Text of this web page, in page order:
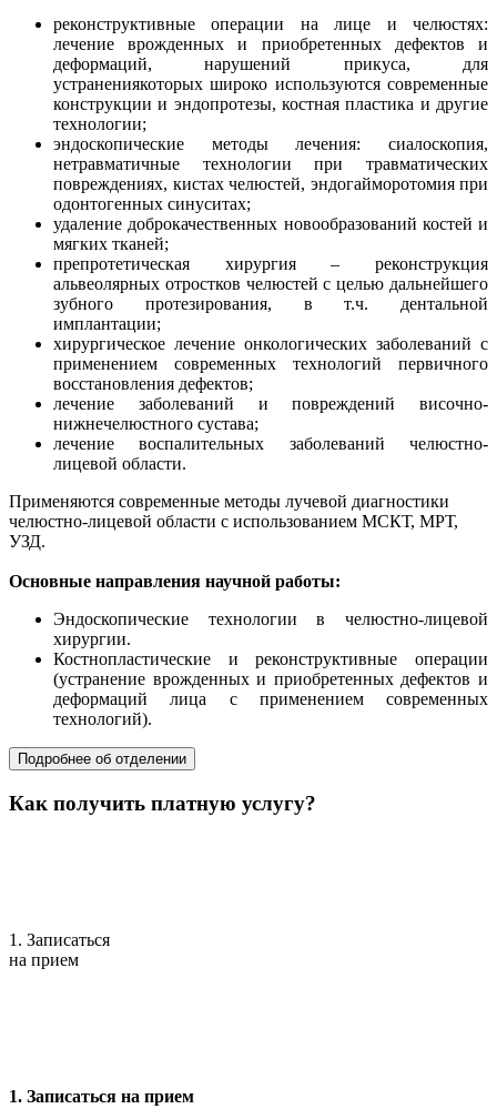
реконструктивные операции на лице и челюстях:
лечение врожденных и приобретенных дефектов и
деформаций, нарушений прикуса, для
устранениякоторых широко используются современные
конструкции и эндопротезы, костная пластика и другие
технологии;
эндоскопические методы лечения: сиалоскопия,
нетравматичные технологии при травматических
повреждениях, кистах челюстей, эндогайморотомия при
одонтогенных синуситах;
удаление доброкачественных новообразований костей и
мягких тканей;
препротетическая хирургия – реконструкция
альвеолярных отростков челюстей с целью дальнейшего
зубного протезирования, в т.ч. дентальной
имплантации;
хирургическое лечение онкологических заболеваний с
применением современных технологий первичного
восстановления дефектов;
лечение заболеваний и повреждений височно-
нижнечелюстного сустава;
лечение воспалительных заболеваний челюстно-
лицевой области.
Применяются современные методы лучевой диагностики
челюстно-лицевой области с использованием МСКТ, МРТ,
УЗД.
Основные направления научной работы:
Эндоскопические технологии в челюстно-лицевой
хирургии.
Костнопластические и реконструктивные операции
(устранение врожденных и приобретенных дефектов и
деформаций лица с применением современных
технологий).
Подробнее об отделении
Как получить платную услугу?
1. Записаться
на прием
1. Записаться на прием